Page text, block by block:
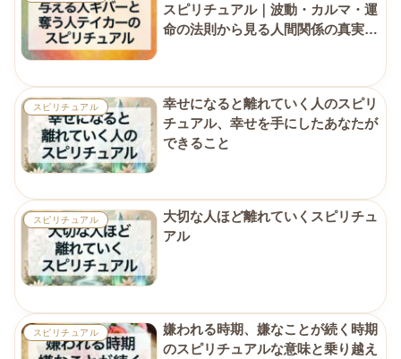
スピリチュアル｜波動・カルマ・運
命の法則から見る人間関係の真実と
スピリチュアル
幸せになると離れていく人のスピリ
チュアル、幸せを手にしたあなたが
できること
スピリチュアル
大切な人ほど離れていくスピリチュ
アル
スピリチュアル
嫌われる時期、嫌なことが続く時期
のスピリチュアルな意味と乗り越え